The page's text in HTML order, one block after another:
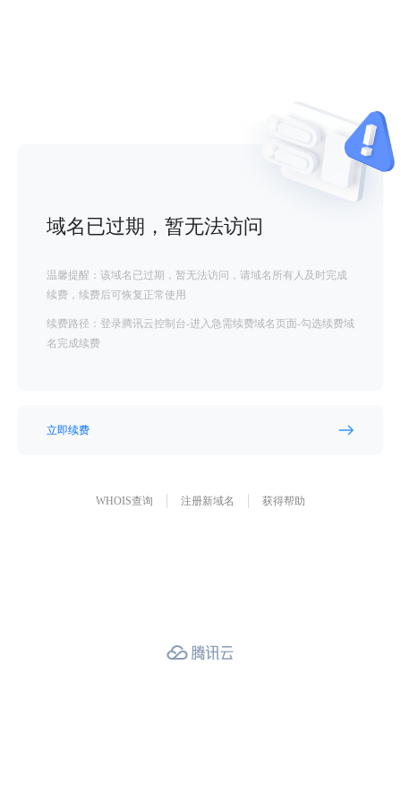
域名已过期，暂无法访问
温馨提醒：该域名已过期，暂无法访问，请域名所有人及时完成
续费，续费后可恢复正常使用
续费路径：登录腾讯云控制台-进入急需续费域名页面-勾选续费域
名完成续费
立即续费
WHOIS查询 注册新域名 获得帮助